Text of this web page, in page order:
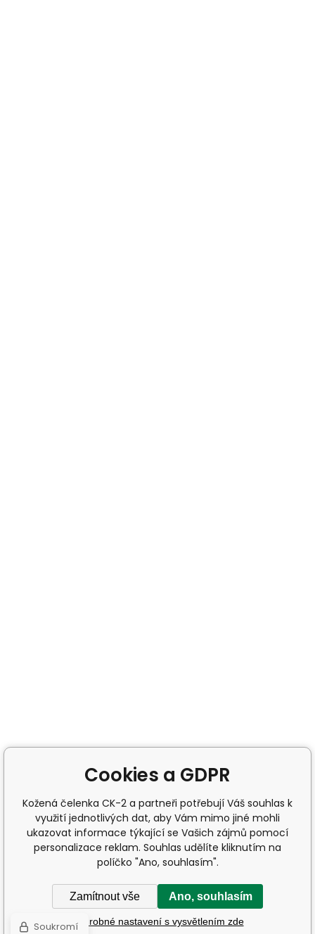
Cookies a GDPR
Kožená čelenka CK-2 a partneři potřebují Váš souhlas k
využití jednotlivých dat, aby Vám mimo jiné mohli
ukazovat informace týkající se Vašich zájmů pomocí
personalizace reklam. Souhlas udělíte kliknutím na
políčko "Ano, souhlasím".
Zamítnout vše Ano, souhlasím
Podrobné nastavení s vysvětlením zde
Soukromí